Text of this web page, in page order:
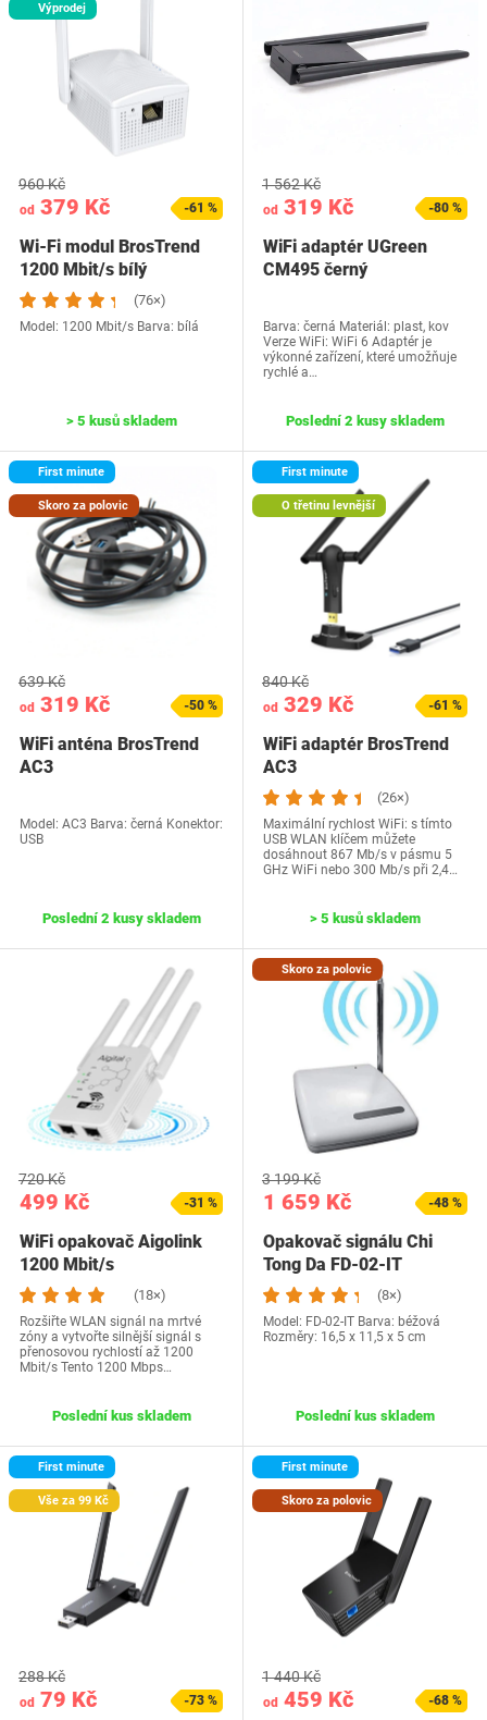
Výprodej
od 379 Kč
960 Kč
-61 %
Wi-Fi modul BrosTrend
1200 Mbit/s bílý
(76×)
Model: 1200 Mbit/s Barva: bílá
> 5 kusů skladem
od 319 Kč
1 562 Kč
-80 %
WiFi adaptér UGreen
CM495 černý
Barva: černá Materiál: plast, kov
Verze WiFi: WiFi 6 Adaptér je
výkonné zařízení, které umožňuje
rychlé a…
Poslední 2 kusy skladem
First minute
Skoro za polovic
od 319 Kč
639 Kč
-50 %
WiFi anténa BrosTrend
AC3
Model: AC3 Barva: černá Konektor:
USB
Poslední 2 kusy skladem
First minute
O třetinu levnější
od 329 Kč
840 Kč
-61 %
WiFi adaptér BrosTrend
AC3
(26×)
Maximální rychlost WiFi: s tímto
USB WLAN klíčem můžete
dosáhnout 867 Mb/s v pásmu 5
GHz WiFi nebo 300 Mb/s při 2,4…
> 5 kusů skladem
499 Kč
720 Kč
-31 %
WiFi opakovač Aigolink
1200 Mbit/s
(18×)
Rozšiřte WLAN signál na mrtvé
zóny a vytvořte silnější signál s
přenosovou rychlostí až 1200
Mbit/s Tento 1200 Mbps…
Poslední kus skladem
Skoro za polovic
1 659 Kč
3 199 Kč
-48 %
Opakovač signálu Chi
Tong Da FD-02-IT
(8×)
Model: FD-02-IT Barva: béžová
Rozměry: 16,5 x 11,5 x 5 cm
Poslední kus skladem
First minute
Vše za 99 Kč
od 79 Kč
288 Kč
-73 %
First minute
Skoro za polovic
od 459 Kč
1 440 Kč
-68 %